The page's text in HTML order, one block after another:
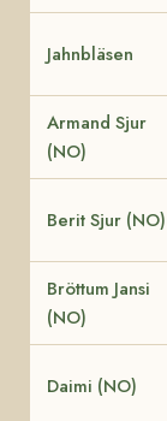
Jahnbläsen
Armand Sjur
(NO)
Berit Sjur (NO)
Bröttum Jansi
(NO)
Daimi (NO)